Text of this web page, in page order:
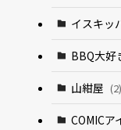
イスキッ
BBQ大好
山紺屋 (2)
COMICア